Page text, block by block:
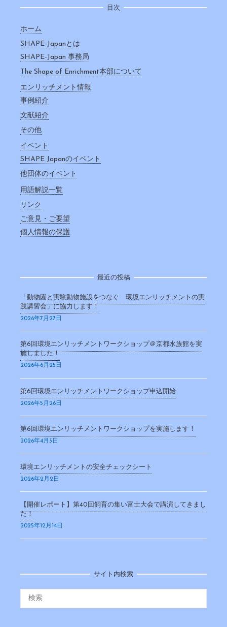
目次
ホーム
SHAPE-Japanとは
SHAPE-Japan 事務局
The Shape of Enrichment本部について
エンリッチメント情報
事例紹介
文献紹介
その他
イベント
SHAPE Japanのイベント
他団体のイベント
用語解説一覧
リンク
ご意見・ご要望
個人情報の保護
最近の投稿
「動物園と実験動物施設をつなぐ 環境エンリッチメントの実
践講習会」に協力します！
2026年7月27日
第6回環境エンリッチメントワークショップ＠京都水族館を実
施しました！
2026年6月25日
第6回環境エンリッチメントワークショップ申込開始
2026年5月26日
第6回環境エンリッチメントワークショップを実施します！
2026年4月3日
環境エンリッチメントの安全チェックシート
2026年2月2日
【開催レポート】第40回飼育の集い富士大会で講演してきまし
た！
2025年12月14日
サイト内検索